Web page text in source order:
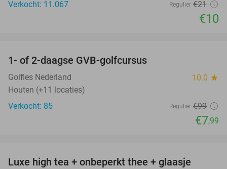
Verkocht: 11.067 Regulier €21
€10
1- of 2-daagse GVB-golfcursus
Golfles Nederland 10.0 star
Houten (+11 locaties)
Verkocht: 85
Regulier €99
€7,99
Luxe high tea + onbeperkt thee + glaasje